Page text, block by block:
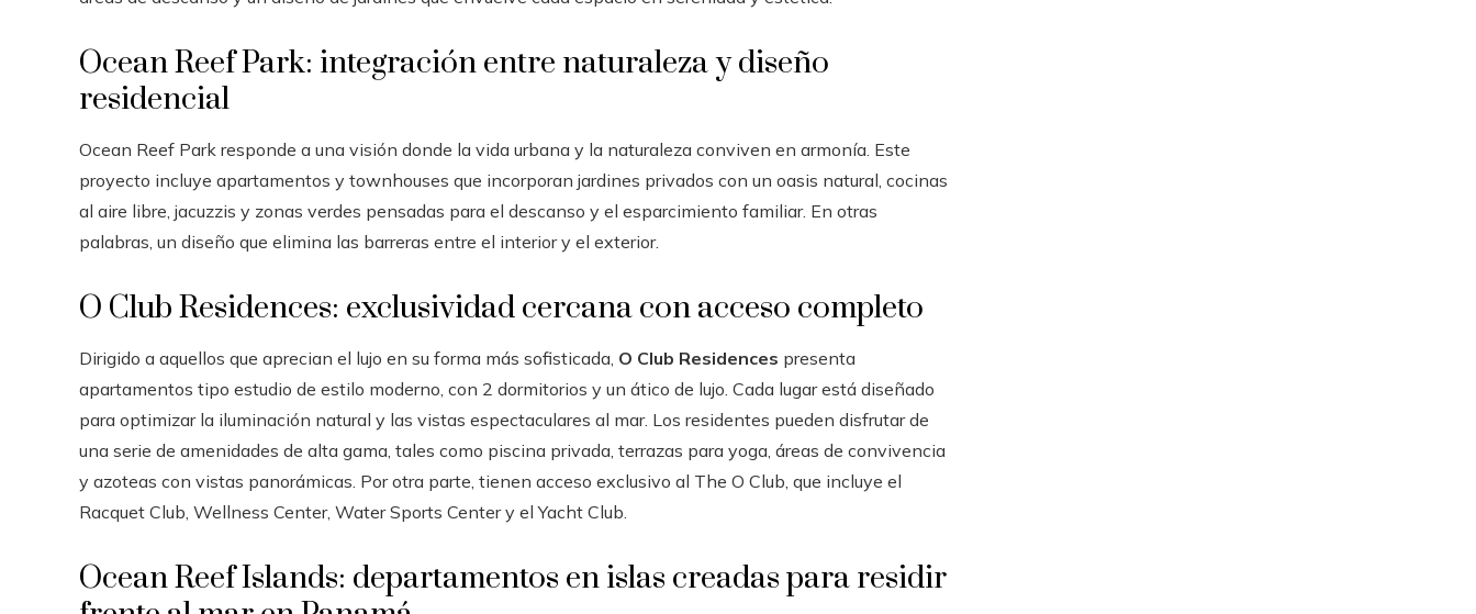
Ocean Reef Park: integración entre naturaleza y diseño
residencial
Ocean Reef Park responde a una visión donde la vida urbana y la naturaleza conviven en armonía. Este
proyecto incluye apartamentos y townhouses que incorporan jardines privados con un oasis natural, cocinas
al aire libre, jacuzzis y zonas verdes pensadas para el descanso y el esparcimiento familiar. En otras
palabras, un diseño que elimina las barreras entre el interior y el exterior.
O Club Residences: exclusividad cercana con acceso completo
Dirigido a aquellos que aprecian el lujo en su forma más sofisticada, O Club Residences presenta
apartamentos tipo estudio de estilo moderno, con 2 dormitorios y un ático de lujo. Cada lugar está diseñado
para optimizar la iluminación natural y las vistas espectaculares al mar. Los residentes pueden disfrutar de
una serie de amenidades de alta gama, tales como piscina privada, terrazas para yoga, áreas de convivencia
y azoteas con vistas panorámicas. Por otra parte, tienen acceso exclusivo al The O Club, que incluye el
Racquet Club, Wellness Center, Water Sports Center y el Yacht Club.
Ocean Reef Islands: departamentos en islas creadas para residir